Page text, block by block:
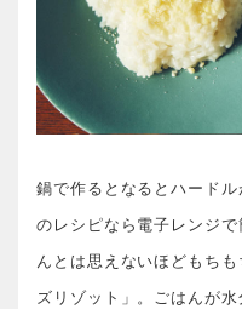
鍋で作るとなるとハード
のレシピなら電子レンジ
んとは思えないほどもち
ズリゾット」。ごはんが